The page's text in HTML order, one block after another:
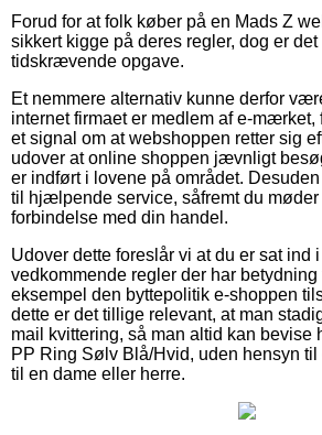
Forud for at folk køber på en Mads Z
sikkert kigge på deres regler, dog er det
tidskrævende opgave.
Et nemmere alternativ kunne derfor
internet firmaet er medlem af e-
et signal om at webshoppen retter sig
udover at online shoppen jævnligt
er indført i lovene på området.
til hjælpende service, såfremt du møder
forbindelse med din handel.
Udover dette foreslår vi at du er sat ind
vedkommende regler der har betydning
eksempel den byttepolitik e-shoppen
dette er det tillige relevant, at man
mail kvittering, så man altid kan bevise
PP Ring Sølv Blå/Hvid, uden hensyn
til en dame eller herre.